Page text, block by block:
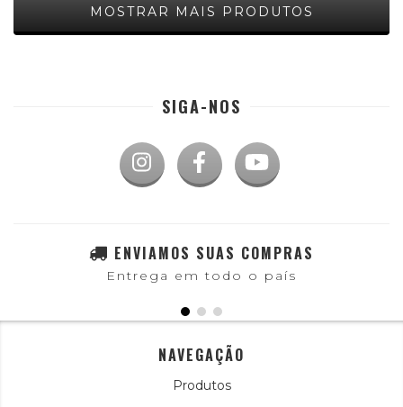
MOSTRAR MAIS PRODUTOS
SIGA-NOS
ENVIAMOS SUAS COMPRAS
Entrega em todo o país
NAVEGAÇÃO
Produtos